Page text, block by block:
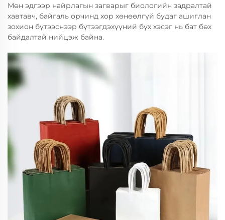
Мөн эдгээр найрлагын загварыг биологийн задралтай
хавтавч, байгаль орчинд хор хөнөөлгүй будаг ашиглан
зохион бүтээснээр бүтээгдэхүүний бүх хэсэг нь бат бөх
байдалтай нийцэж байна.